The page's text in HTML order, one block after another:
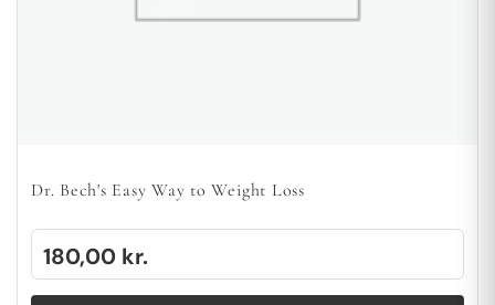
Dr. Bech's Easy Way to Weight Loss
180,00 kr.